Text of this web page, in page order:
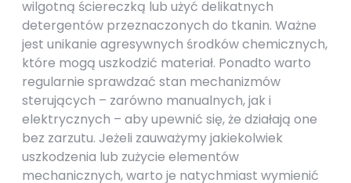
wilgotną ściereczką lub użyć delikatnych
detergentów przeznaczonych do tkanin. Ważne
jest unikanie agresywnych środków chemicznych,
które mogą uszkodzić materiał. Ponadto warto
regularnie sprawdzać stan mechanizmów
sterujących – zarówno manualnych, jak i
elektrycznych – aby upewnić się, że działają one
bez zarzutu. Jeżeli zauważymy jakiekolwiek
uszkodzenia lub zużycie elementów
mechanicznych, warto je natychmiast wymienić